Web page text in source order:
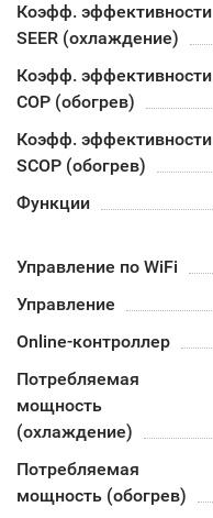
Коэфф. эффективности
SEER (охлаждение)
Коэфф. эффективности
COP (обогрев)
Коэфф. эффективности
SCOP (обогрев)
Функции
Управление по WiFi
Управление
Online-контроллер
Потребляемая
мощность
(охлаждение)
Потребляемая
мощность (обогрев)